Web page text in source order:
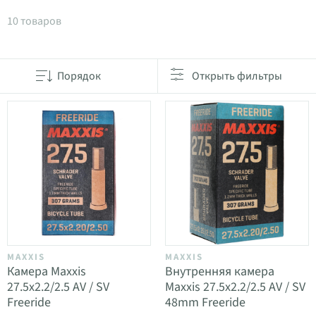
Товары в категории 27.5" камеры
10 товаров
Порядок Открыть фильтры
MAXXIS
Камера Maxxis
27.5x2.2/2.5 AV / SV
Freeride
MAXXIS
Внутренняя камера
Maxxis 27.5x2.2/2.5 AV / SV
48mm Freeride